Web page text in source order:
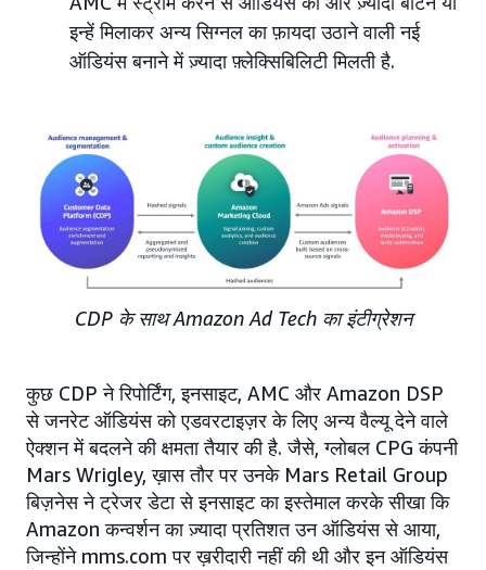
इन्हें मिलाकर अन्य सिग्नल का फ़ायदा उठाने वाली नई
ऑडियंस बनाने में ज़्यादा फ़्लेक्सिबिलिटी मिलती है.
CDP के साथ Amazon Ad Tech का इंटीग्रेशन
कुछ CDP ने रिपोर्टिंग, इनसाइट, AMC और Amazon DSP
से जनरेट ऑडियंस को एडवरटाइज़र के लिए अन्य वैल्यू देने वाले
ऐक्शन में बदलने की क्षमता तैयार की है. जैसे, ग्लोबल CPG कंपनी
Mars Wrigley, ख़ास तौर पर उनके Mars Retail Group
बिज़नेस ने ट्रेजर डेटा से इनसाइट का इस्तेमाल करके सीखा कि
Amazon कन्वर्शन का ज़्यादा प्रतिशत उन ऑडियंस से आया,
जिन्होंने mms.com पर ख़रीदारी नहीं की थी और इन ऑडियंस